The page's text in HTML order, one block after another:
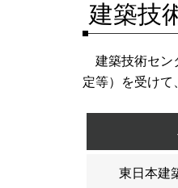
建築技
建築技術セン
定等）を受けて
東日本建